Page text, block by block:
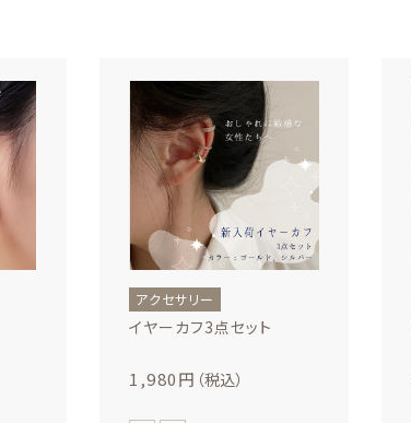
アクセサリー
イヤーカフ3点セット
1,980円 （税込）
マスク関連
アクセサリー
子カテゴリー
その他
在庫あり